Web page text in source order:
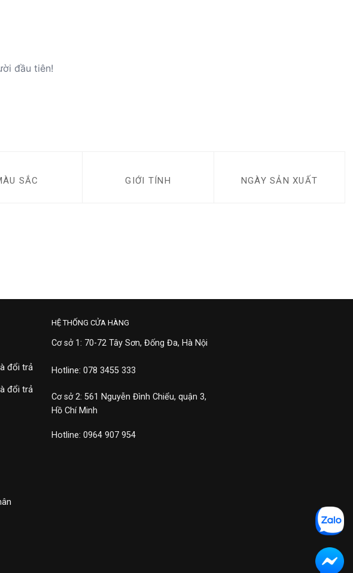
đầu tiên!
SẮC GIỚI TÍNH NGÀY SẢN XUẤT
đổi trả
đổi trả
HỆ THỐNG CỬA HÀNG
Cơ sở 1: 70-72 Tây Sơn, Đống Đa, Hà Nội
Hotline: 078 3455 333
Cơ sở 2: 561 Nguyễn Đình Chiểu, quận 3,
Hồ Chí Minh
Hotline: 0964 907 954